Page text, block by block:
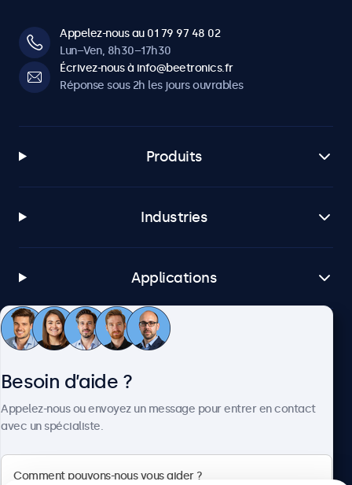
Appelez-nous au 01 79 97 48 02
Lun–Ven, 8h30–17h30
Écrivez-nous à info@beetronics.fr
Réponse sous 2h les jours ouvrables
Produits
Industries
Applications
Service client
Besoin d’aide ?
Appelez-nous ou envoyez un message pour entrer en contact
avec un spécialiste.